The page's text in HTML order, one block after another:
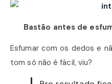
Bastão antes de
Esfumar com os dedos e
tom só não é fácil, viu?